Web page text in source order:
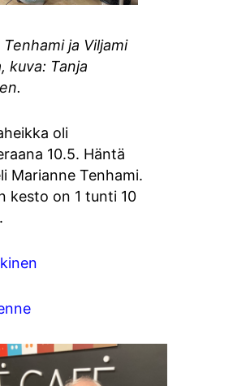
ja Viljami
kuva: Tanja
oli
10.5. Häntä
Marianne Tenhami.
kesto on 1 tunti 10